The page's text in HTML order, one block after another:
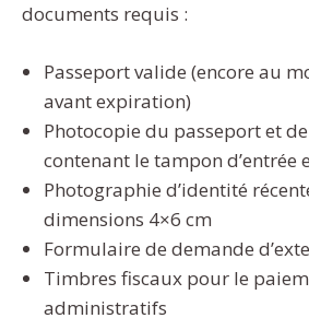
documents requis :
Passeport valide (encore au
avant expiration)
Photocopie du passeport et
contenant le tampon d’entrée
Photographie d’identité
dimensions 4×6 cm
Formulaire de demande
Timbres fiscaux pour le
administratifs